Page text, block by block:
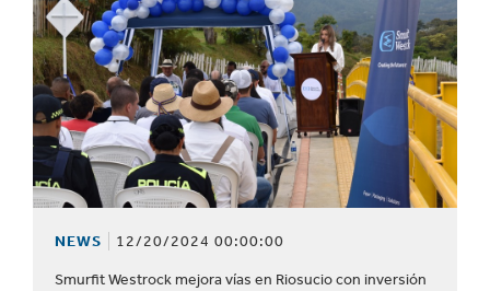
NEWS 12/20/2024 00:00:00
Smurfit Westrock mejora vías en Riosucio con inversión